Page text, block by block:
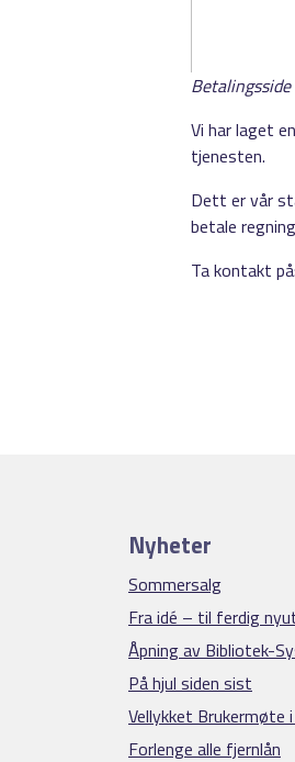
Vi har laget
tjenesten.
Dett er vår
betale
Ta kontakt på:
Nyheter
Sommersalg
Fra idé – til ferdig
Åpning av Bibliotek-
På hjul siden sist
Vellykket Brukermøte
Forlenge alle fjernlån